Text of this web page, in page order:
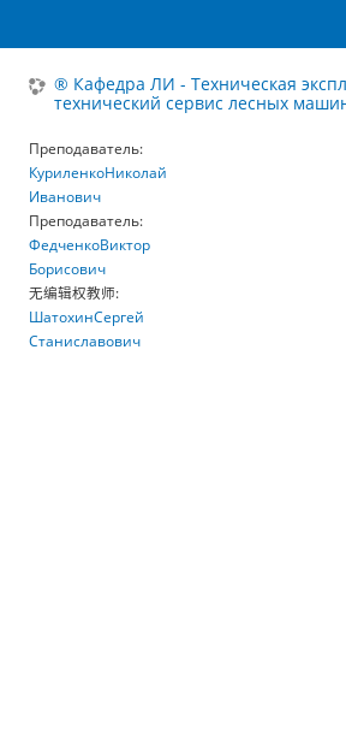
® Кафедра ЛИ - Техническая
технический сервис лесных
Преподаватель:
КуриленкоНиколай
Иванович
Преподаватель:
ФедченкоВиктор
Борисович
无编辑权教师:
ШатохинСергей
Станиславович